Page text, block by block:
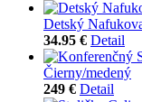
Detský
34.95 € Detail
Čierny/medený
249 € Detail